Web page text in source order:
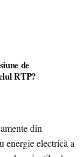
de
RTP?